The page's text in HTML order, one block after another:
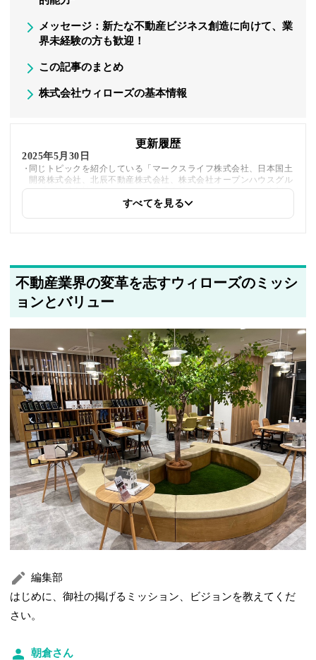
メッセージ：新たな不動産ビジネス創造に向けて、業
界未経験の方も歓迎！
この記事のまとめ
株式会社ウィローズの基本情報
更新履歴
2025年5月30日
同じトピックを紹介している「マークスライフ株式会社、日本国土
開発株式会社、北辰不動産株式会社、株式会社オープンハウスグル
ープ、株式会社モノクローム、株式会社パートナーズ」への内部リ
すべてを見る
不動産業界の変革を志すウィローズのミッシ
ョンとバリュー
編集部
はじめに、御社の掲げるミッション、ビジョンを教えてくだ
さい。
朝倉さん